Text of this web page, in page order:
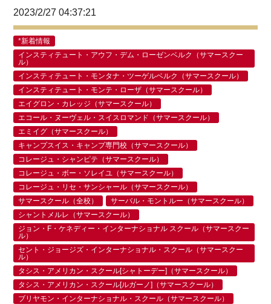
2023/2/27 04:37:21
*新着情報
インスティテュート・アウフ・デム・ローゼンベルク（サマースクー
ル）
インスティテュート・モンタナ・ツーゲルベルク（サマースクール）
インスティテュート・モンテ・ローザ（サマースクール）
エイグロン・カレッジ（サマースクール）
エコール・ヌーヴェル・スイスロマンド（サマースクール）
エミイグ（サマースクール）
キャンプスイス・キャンプ専門校（サマースクール）
コレージュ・シャンピテ（サマースクール）
コレージュ・ボー・ソレイユ（サマースクール）
コレージュ・リセ・サンシャール（サマースクール）
サマースクール（全校）
サーバル・モントルー（サマースクール）
シャントメルレ（サマースクール）
ジョン・F・ケネディー・インターナショナル スクール（サマースクー
ル）
セント・ジョージズ・インターナショナル・スクール（サマースクー
ル）
タシス・アメリカン・スクール[シャトーデー]（サマースクール）
タシス・アメリカン・スクール[ルガーノ]（サマースクール）
ブリヤモン・インターナショナル・スクール（サマースクール）